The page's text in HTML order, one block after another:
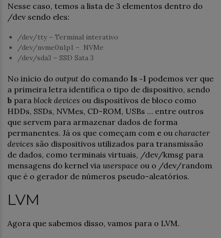
Nesse caso, temos a lista de 3 elementos dentro do
/dev sendo eles:
/dev/tty – Terminal interativo
/dev/nvme0n1p1 – NVMe
/dev/sda3 – SSD Sata 3
No início do output do comando ls -l podemos ver que
a primeira letra identifica o tipo de dispositivo, sendo
b para block devices ou dispositívos de bloco como
HDDs, SSDs, NVMes, CD-ROM, USBs … entre outros
que servem para armazenar dados de forma
permanentes. Já os que começam com c ou character
devices são dispositivos utilizados para transmissão
de dados, como terminais virtuais, /dev/kmsg para
mensagens do kernel via userspace ou o /dev/random
que é o gerador de números pseudo-aleatórios.
LVM
Agora que sabemos disso, vamos para o LVM.